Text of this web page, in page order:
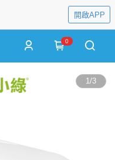
開啟APP
0
1/3